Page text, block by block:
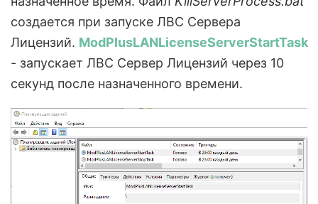
создается при запуске ЛВС Сервера
Лицензий. ModPlusLANLicenseServerStartTask
- запускает ЛВС Сервер Лицензий через 10
секунд после назначенного времени.